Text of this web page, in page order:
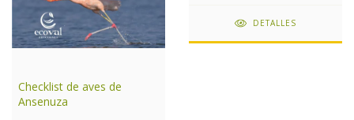
Checklist de aves de
Ansenuza
DETALLES